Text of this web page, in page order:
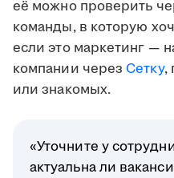
её можно проверить
команды, в которую
если это маркетинг —
компании через Сетку,
или знакомых.
«Уточните у
актуальна ли